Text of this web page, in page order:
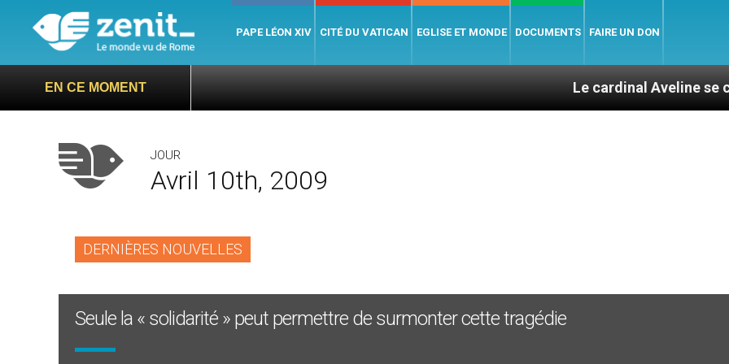
PAPE LÉON XIV CITÉ DU VATICAN EGLISE ET MONDE DOCUMENTS FAIRE UN DON
EN CE MOMENT Le cardinal Aveline se confie :
JOUR
Avril 10th, 2009
DERNIÈRES NOUVELLES
Seule la « solidarité » peut permettre de surmonter cette tragédie